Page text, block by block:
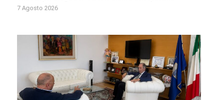
7 Agosto 2026